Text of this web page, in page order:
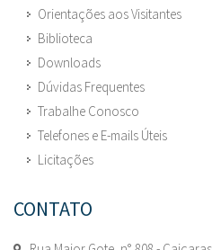
Orientações aos Visitantes
Biblioteca
Downloads
Dúvidas Frequentes
Trabalhe Conosco
Telefones e E-mails Úteis
Licitações
CONTATO